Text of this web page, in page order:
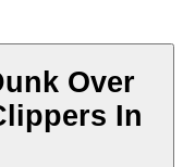
In